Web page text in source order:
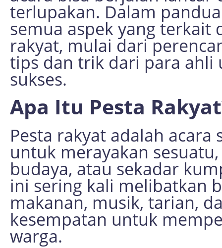
terlupakan. Dalam
semua aspek yang terkait
rakyat, mulai dari
tips dan trik dari para ahli
sukses.
Apa Itu Pesta
Pesta rakyat adalah
untuk merayakan
budaya, atau sekadar
ini sering kali melibatkan
makanan, musik, tarian,
kesempatan untuk
warga.